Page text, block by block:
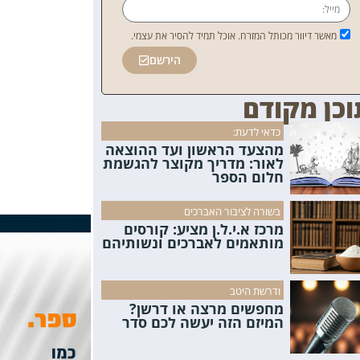
מאשר דיוור מכותל המזרח. אוכל תמיד להסיר את עצמי.
הירשם
מקודם
כדאי לדעת:
מהצעד הראשון ועד ההוצאה
לאור: מדריך מקוצר להגשמת
חלום הספר
בשורה לציבור האברכים
מרכז א.י.ל.ן מציע: קורסים
מותאמים לאברכים ונשותיהם
ודרשת היטב
מחפשים מרצה או דרשן?
המיזם הזה יעשה לכם סדר